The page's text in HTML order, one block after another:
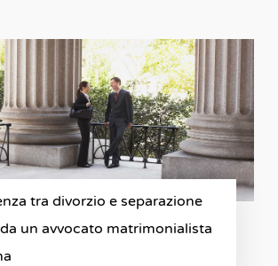
tra divorzio e separazione
un avvocato matrimonialista